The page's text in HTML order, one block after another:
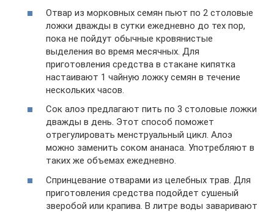
Отвар из морковных семян пьют по 2 столовые
ложки дважды в сутки ежедневно до тех пор,
пока не пойдут обычные кровянистые
выделения во время месячных. Для
приготовления средства в стакане кипятка
настаивают 1 чайную ложку семян в течение
нескольких часов.
Сок алоэ предлагают пить по 3 столовые ложки
дважды в день. Этот способ поможет
отрегулировать менструальный цикл. Алоэ
можно заменить соком ананаса. Употребляют в
таких же объемах ежедневно.
Спринцевание отварами из целебных трав. Для
приготовления средства подойдет сушеный
зверобой или крапива. В литре воды заваривают